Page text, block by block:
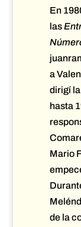
En
las
a
dirigí
hasta
Mario
de la